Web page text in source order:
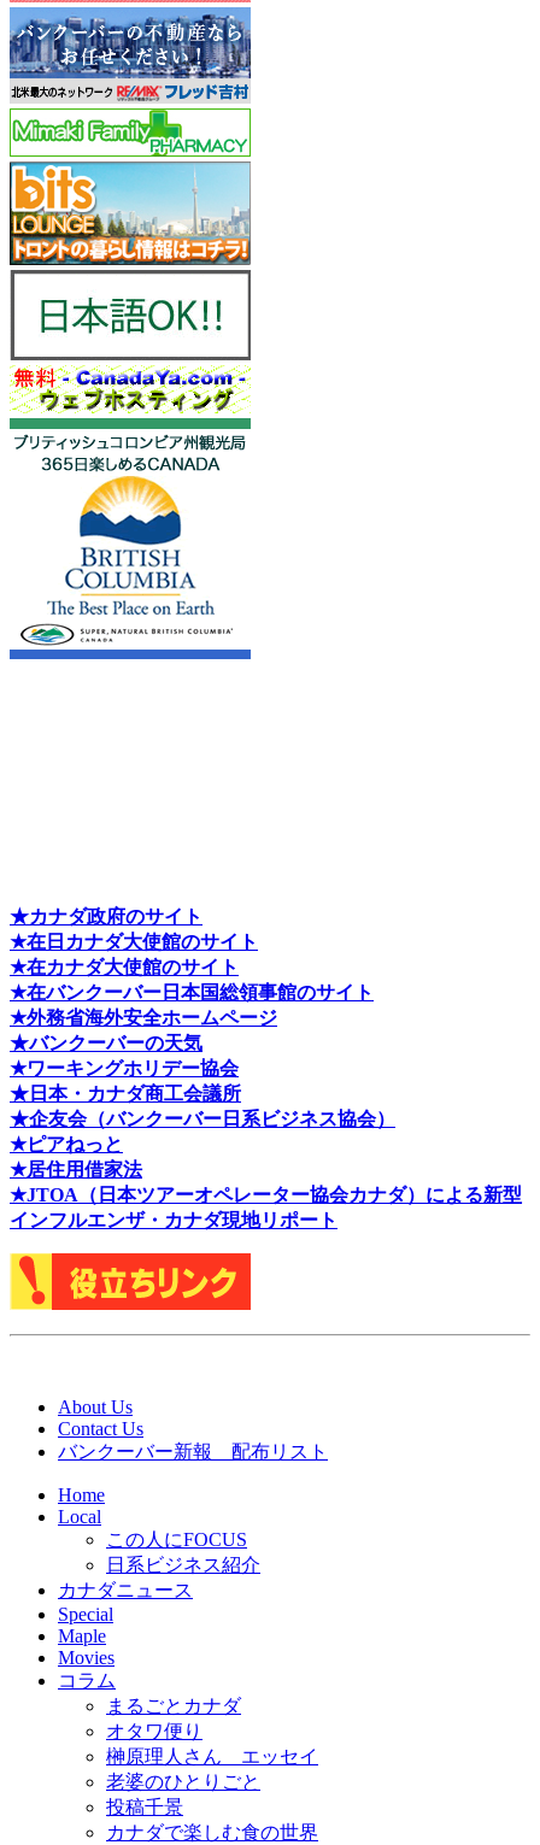
★カナダ政府のサイト
★在日カナダ大使館のサイト
★在カナダ大使館のサイト
★在バンクーバー日本国総領事館のサイト
★外務省海外安全ホームページ
★バンクーバーの天気
★ワーキングホリデー協会
★日本・カナダ商工会議所
★企友会（バンクーバー日系ビジネス協会）
★ピアねっと
★居住用借家法
★JTOA（日本ツアーオペレーター協会カナダ）による新型
インフルエンザ・カナダ現地リポート
About Us
Contact Us
バンクーバー新報 配布リスト
Home
Local
この人にFOCUS
日系ビジネス紹介
カナダニュース
Special
Maple
Movies
コラム
まるごとカナダ
オタワ便り
榊原理人さん エッセイ
老婆のひとりごと
投稿千景
カナダで楽しむ食の世界